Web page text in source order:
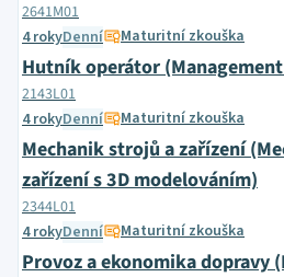
2641M01
4 rokyDenní Maturitní zkouška
Hutník operátor
2143L01
4 rokyDenní Maturitní zkouška
Mechanik strojů a zařízení
zařízení s 3D modelováním)
2344L01
4 rokyDenní Maturitní zkouška
Provoz a ekonomika dopravy